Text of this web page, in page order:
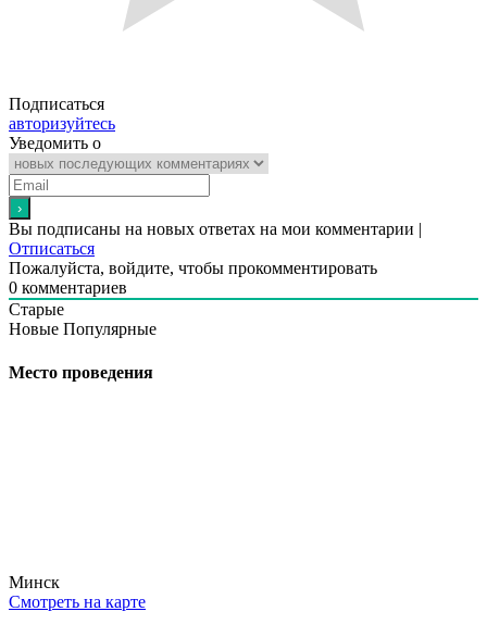
Подписаться
авторизуйтесь
Уведомить о
Вы подписаны на новых ответах на мои комментарии |
Отписаться
Пожалуйста, войдите, чтобы прокомментировать
0 комментариев
Старые
Новые Популярные
Место проведения
Минск
Смотреть на карте